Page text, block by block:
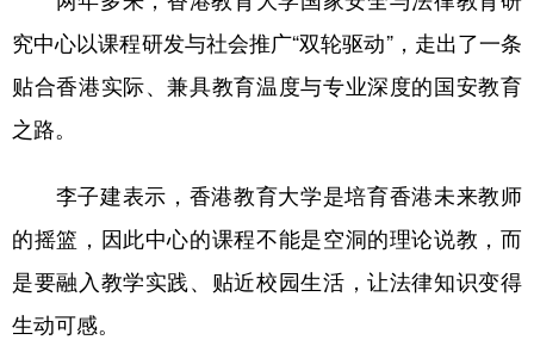
究中心以课程研发与社会推广“双轮驱动”，走出了一条
贴合香港实际、兼具教育温度与专业深度的国安教育
之路。
李子建表示，香港教育大学是培育香港未来教师
的摇篮，因此中心的课程不能是空洞的理论说教，而
是要融入教学实践、贴近校园生活，让法律知识变得
生动可感。